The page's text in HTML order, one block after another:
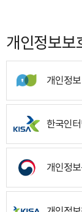
개인정보보
개인정
한국인
개인정